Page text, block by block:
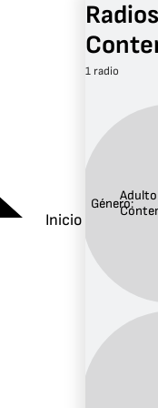
Inicio
1 radio
Género:Adulto